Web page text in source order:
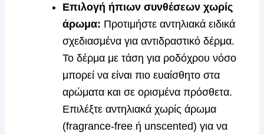
Επιλογή ήπιων συνθέσεων χωρίς
άρωμα: Προτιμήστε αντηλιακά ειδικά
σχεδιασμένα για αντιδραστικό δέρμα.
Το δέρμα με τάση για ροδόχρου νόσο
μπορεί να είναι πιο ευαίσθητο στα
αρώματα και σε ορισμένα πρόσθετα.
Επιλέξτε αντηλιακά χωρίς άρωμα
(fragrance-free ή unscented) για να